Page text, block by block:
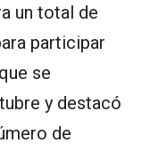
un total de
participar
se
y destacó
de